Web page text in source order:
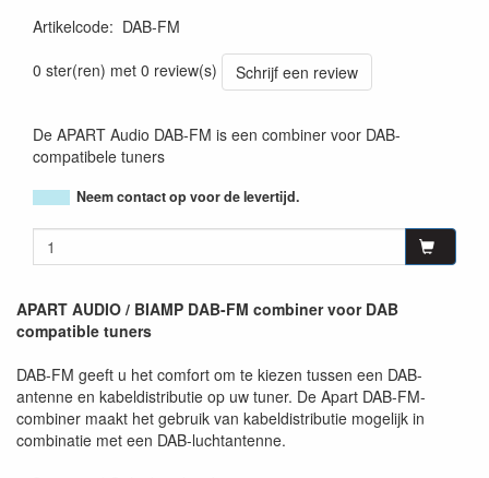
Artikelcode: DAB-FM
0 ster(ren) met 0 review(s)
Schrijf een review
De APART Audio DAB-FM is een combiner voor DAB-
compatibele tuners
Neem contact op voor de levertijd.
APART AUDIO / BIAMP DAB-FM combiner voor DAB
compatible tuners
DAB-FM geeft u het comfort om te kiezen tussen een DAB-
antenne en kabeldistributie op uw tuner. De Apart DAB-FM-
combiner maakt het gebruik van kabeldistributie mogelijk in
combinatie met een DAB-luchtantenne.